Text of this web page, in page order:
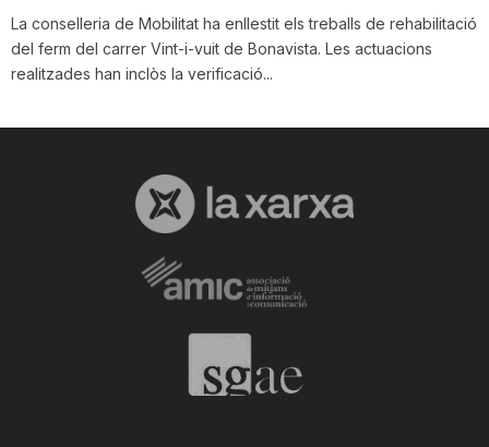
a
La conselleria de Mobilitat ha enllestit els treballs de rehabilitació
del ferm del carrer Vint-i-vuit de Bonavista. Les actuacions
realitzades han inclòs la verificació...